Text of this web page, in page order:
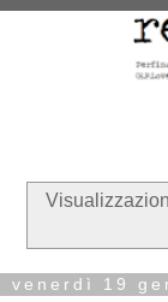
venerdì 19